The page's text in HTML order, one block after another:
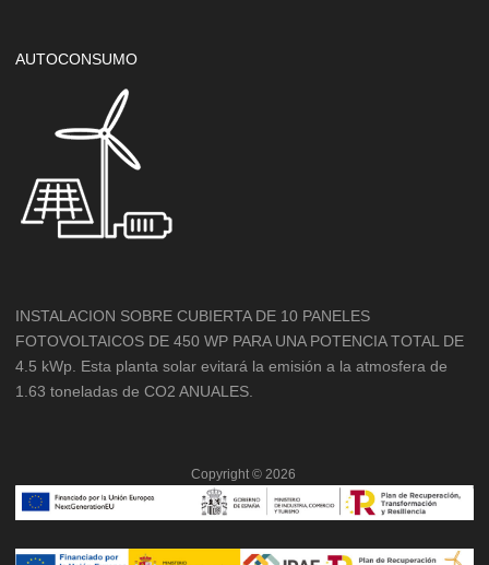
AUTOCONSUMO
INSTALACION SOBRE CUBIERTA DE 10 PANELES
FOTOVOLTAICOS DE 450 WP PARA UNA POTENCIA TOTAL DE
4.5 kWp. Esta planta solar evitará la emisión a la atmosfera de
1.63 toneladas de CO2 ANUALES.
Copyright © 2026